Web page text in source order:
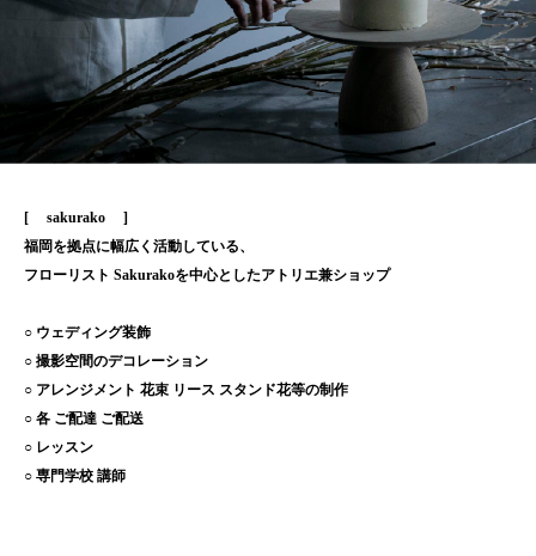
[ sakurako ]
福岡を拠点に幅広く活動している、
フローリスト Sakurakoを中心としたアトリエ兼ショップ
○ ウェディング装飾
○ 撮影空間のデコレーション
○ アレンジメント 花束 リース スタンド花等の制作
○ 各 ご配達 ご配送
○ レッスン
○ 専門学校 講師